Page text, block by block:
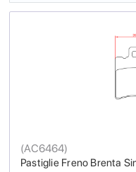
Pastiglie Freno Brenta
(AC6464)